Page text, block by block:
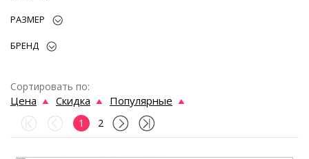
РАЗМЕР
БРЕНД
Сортировать по:
Цена Скидка Популярные
1 2